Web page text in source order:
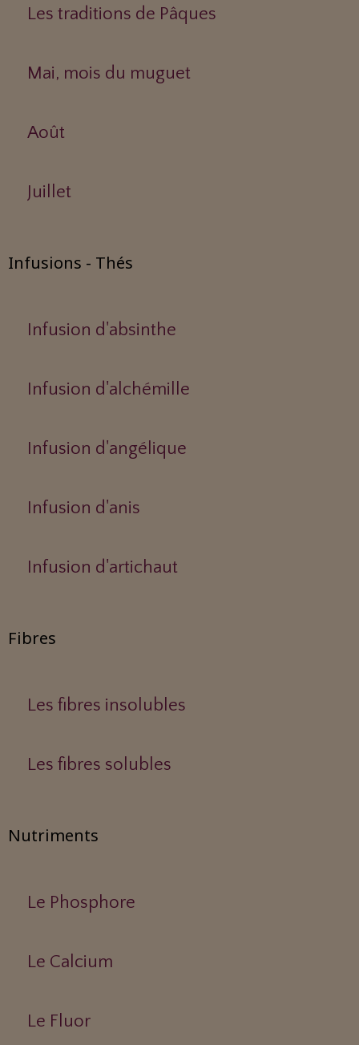
Les traditions de Pâques
Mai, mois du muguet
Août
Juillet
Infusions - Thés
Infusion d'absinthe
Infusion d'alchémille
Infusion d'angélique
Infusion d'anis
Infusion d'artichaut
Fibres
Les fibres insolubles
Les fibres solubles
Nutriments
Le Phosphore
Le Calcium
Le Fluor